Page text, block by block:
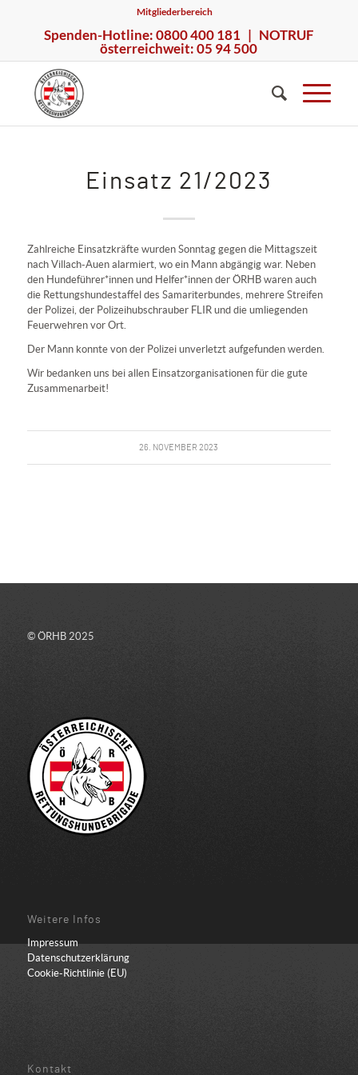
Mitgliederbereich
Spenden-Hotline: 0800 400 181 | NOTRUF
österreichweit: 05 94 500
Einsatz 21/2023
Zahlreiche Einsatzkräfte wurden Sonntag gegen die Mittagszeit
nach Villach-Auen alarmiert, wo ein Mann abgängig war. Neben
den Hundeführer*innen und Helfer*innen der ÖRHB waren auch
die Rettungshundestaffel des Samariterbundes, mehrere Streifen
der Polizei, der Polizeihubschrauber FLIR und die umliegenden
Feuerwehren vor Ort.
Der Mann konnte von der Polizei unverletzt aufgefunden werden.
Wir bedanken uns bei allen Einsatzorganisationen für die gute
Zusammenarbeit!
26. NOVEMBER 2023
© ÖRHB 2025
Weitere Infos
Impressum
Datenschutzerklärung
Cookie-Richtlinie (EU)
Kontakt